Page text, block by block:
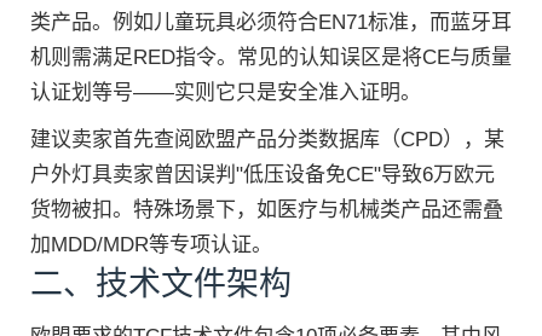
类产品。例如儿童玩具必须符合EN71标准，而蓝牙耳
机则需满足RED指令。常见的认知误区是将CE与质量
认证划等号——实则它只是安全准入证明。
建议卖家首先查阅欧盟产品分类数据库（CPD），某
户外灯具卖家曾因误判"低压设备免CE"导致6万欧元
货物被扣。特殊场景下，如医疗与机械类产品还需叠
加MDD/MDR等专项认证。
二、技术文件架构